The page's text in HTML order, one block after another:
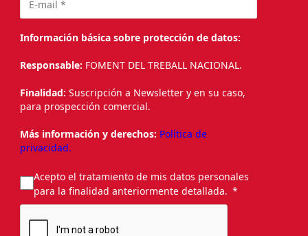
Información básica sobre protección de datos:
Responsable: FOMENT DEL TREBALL NACIONAL.
Finalidad: Suscripción a Newsletter y en su caso,
para prospección comercial.
Más información y derechos: Política de
privacidad.
Acepto el tratamiento de mis datos personales
para la finalidad anteriormente detallada.